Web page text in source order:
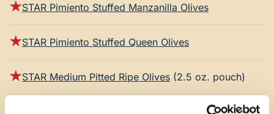
STAR Pimiento Stuffed Manzanilla Olives
STAR Pimiento Stuffed Queen Olives
STAR Medium Pitted Ripe Olives (2.5 oz. pouch)